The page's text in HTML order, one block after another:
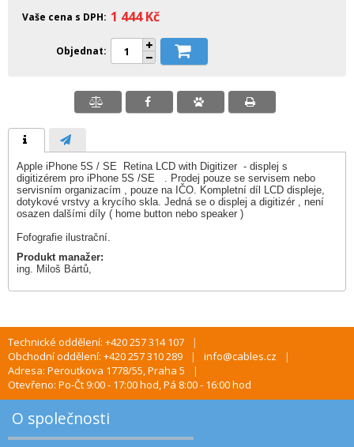
Vaše cena s DPH 1 444Kč
Objednat
Apple iPhone 5S / SE Retina LCD with Digitizer - displej s
digitizérem pro iPhone 5S /SE . Prodej pouze se servisem nebo
servisním organizacím , pouze na IČO. Kompletní díl LCD displeje,
dotykové vrstvy a krycího skla. Jedná se o displej a digitizér , není
osazen dalšími díly ( home button nebo speaker )
Fofografie ilustrační.
Produkt manažer:
ing. Miloš Bártů,
Technické oddělení: +420 257 314 107
Obchodní oddělení: +420 257 310 289
info@cables.cz
Adresa: Peroutkova 1778/55, Praha 5
Otevřeno: Po-Čt 9:00 - 17:00 hod, Pá 8:00 - 16:00 hod
O společnosti